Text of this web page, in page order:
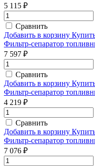
5 115 ₽
Сравнить
Добавить в корзину
Фильтр-сепаратор
7 597 ₽
Сравнить
Добавить в корзину
Фильтр-сепаратор
4 219 ₽
Сравнить
Добавить в корзину
Фильтр-сепаратор
7 076 ₽